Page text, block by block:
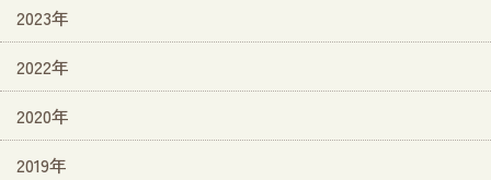
2023年
2022年
2020年
2019年